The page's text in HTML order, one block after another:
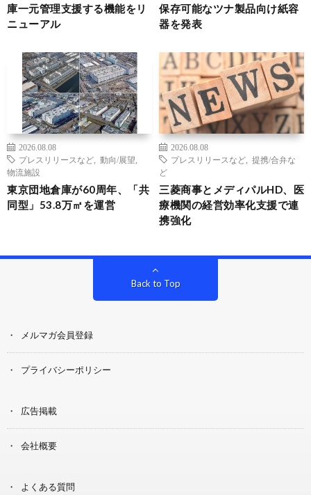
庫一元管理支援する機能をリ
ニューアル
保存可能なツナ製品向け紙容
器を発表
2026.08.08
プレスリリースなど
動向/展望
物流施設
東京団地倉庫が60周年、「共
同型」53.8万㎡を運営
2026.08.08
プレスリリースなど
提携/合弁な
ど
三菱商事とメディパルHD、医
療機関の経営効率化支援で連
携強化
Back to Top
メルマガ会員登録
プライバシーポリシー
広告掲載
会社概要
よくある質問